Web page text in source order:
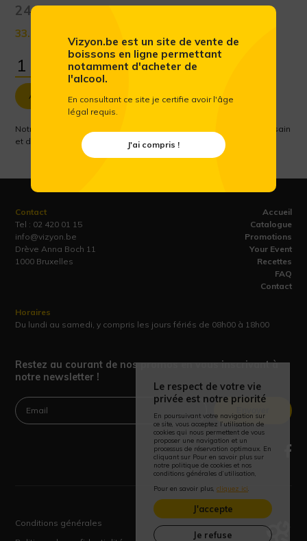
24 x 20 cl
33.62 €
Ajouter au panier
Notre jus de pomme 100 % biologique, enrichi d’un jus de cerise sain
et désaltérant.
Accueil
Catalogue
Promotions
Your Event
Recettes
FAQ
Contact
Contact
Tel : 02 420 01 15
info@vizyon.be
Drève Anna Boch 11
1000 Bruxelles
Horaires
Du lundi au samedi, y compris les jours fériés de 08h00 à 18h00
Restez au courant de nos promos en vous inscrivant à
notre newsletter !
Conditions générales
Le respect de votre vie
privée est notre priorité
En poursuivant votre navigation sur
ce site, vous acceptez l’utilisation de
cookies qui nous permettent de vous
proposer une navigation et un
processus de réservation optimaux. En
cliquant sur Pour en savoir plus sur
notre politique de cookies et nos
conditions générales d’utilisation,
Pour en savoir plus, cliquez ici
J'accepte
Je refuse
Vizyon.be est un site de vente de
boissons en ligne permettant
notamment d'acheter de
l'alcool.
En consultant ce site je certifie avoir l'âge
légal requis.
J'ai compris !